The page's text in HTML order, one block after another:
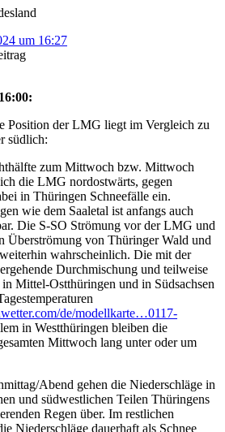
um 16:27
Position der LMG liegt im Vergleich zu
südlich:
zum Mittwoch bzw. Mittwoch
die LMG nordostwärts, gegen
in Thüringen Schneefälle ein.
wie dem Saaletal ist anfangs auch
Die S-SO Strömung vor der LMG und
Überströmung von Thüringer Wald und
wahrscheinlich. Die mit der
Durchmischung und teilweise
Mittel-Ostthüringen und in Südsachsen
de/modellkarte…0117-
in Westthüringen bleiben die
Mittwoch lang unter oder um
Abend gehen die Niederschläge in
und südwestlichen Teilen Thüringens
Regen über. Im restlichen
Niederschläge dauerhaft als Schnee